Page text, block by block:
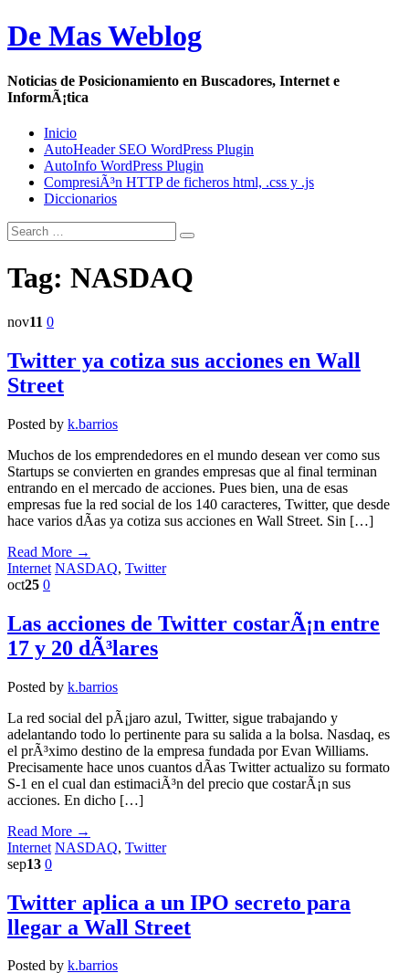
De Mas Weblog
Noticias de Posicionamiento en Buscadores, Internet e
InformÃ¡tica
Inicio
AutoHeader SEO WordPress Plugin
AutoInfo WordPress Plugin
CompresiÃ³n HTTP de ficheros html, .css y .js
Diccionarios
Tag: NASDAQ
nov11 0
Twitter ya cotiza sus acciones en Wall
Street
Posted by k.barrios
Muchos de los emprendedores en el mundo desean ver como sus
Startups se convierten en grandes empresas que al final terminan
entrando en el mercado de acciones. Pues bien, una de esas
empresas fue la red social de los 140 caracteres, Twitter, que desde
hace varios dÃ­as ya cotiza sus acciones en Wall Street. Sin […]
Read More →
Internet NASDAQ, Twitter
oct25 0
Las acciones de Twitter costarÃ¡n entre
17 y 20 dÃ³lares
Posted by k.barrios
La red social del pÃ¡jaro azul, Twitter, sigue trabajando y
adelantando todo lo pertinente para su salida a la bolsa. Nasdaq, es
el prÃ³ximo destino de la empresa fundada por Evan Williams.
Precisamente hace unos cuantos dÃ­as Twitter actualizo su formato
S-1 en el cual dan estimaciÃ³n del precio que costarÃ¡n sus
acciones. En dicho […]
Read More →
Internet NASDAQ, Twitter
sep13 0
Twitter aplica a un IPO secreto para
llegar a Wall Street
Posted by k.barrios